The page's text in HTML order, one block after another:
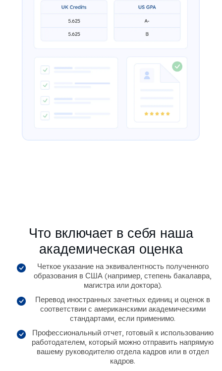
Что включает в себя наша
академическая оценка
Четкое указание на эквивалентность полученного
образования в США (например, степень бакалавра,
магистра или доктора).
Перевод иностранных зачетных единиц и оценок в
соответствии с американскими академическими
стандартами, если применимо.
Профессиональный отчет, готовый к использованию
работодателем, который можно отправить напрямую
вашему руководителю отдела кадров или в отдел
кадров.